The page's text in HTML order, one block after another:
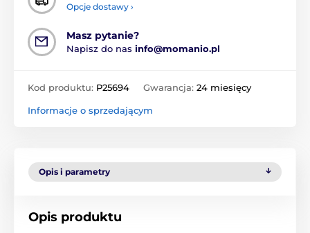
Opcje dostawy ›
Masz pytanie?
Napisz do nas info@momanio.pl
Kod produktu: P25694 Gwarancja: 24 miesięcy
Informacje o sprzedającym
Opis i parametry
Opis produktu